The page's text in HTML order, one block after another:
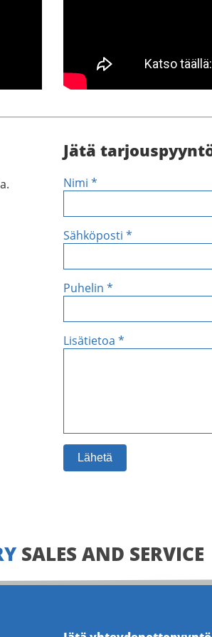
Jätä
Nimi *
Sähköposti *
Puhelin *
Lisätietoa *
Lähetä
SALES AND SERVICE